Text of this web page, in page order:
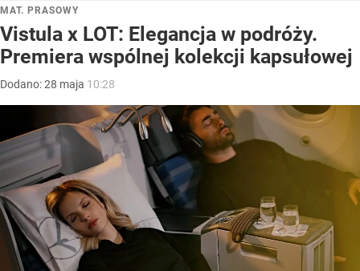
MAT. PRASOWY
Vistula x LOT: Elegancja w podróży.
Premiera wspólnej kolekcji kapsułowej
Dodano:28 maja 10:28